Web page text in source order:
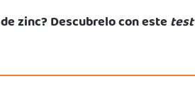
zinc? Descubrelo con estetest